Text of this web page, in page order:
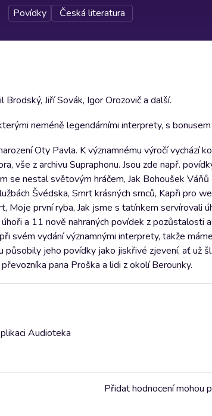
Povídky Česká literatura
Jiří Sovák, Igor Orozovič a další.
neméně legendárními interprety, s
Oty Pavla. K významnému výročí vychází
vše z archivu Supraphonu. Jsou zde např.
se nestal světovým hráčem, Jak Bohoušek
Švédska, Smrt krásných srnců, Kapři pro
Moje první ryba, Jak jsme s tatínkem servírovali
a 11 nově nahraných povídek z pozůstalosti
svém vydání významnými interprety, takže
působily jeho povídky jako jiskřivé zjevení, ať už
pana Proška a lidi z okolí Berounky.
Audioteka
Přidat hodnocení mohou